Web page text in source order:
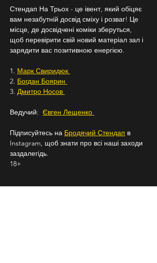
Стендап На Трьох - це івент, який обіцяє
вам незабутній досвід сміху і розваг! Це
місце, де досвідчені коміки зберуться,
щоб перевірити свій новий матеріал зал і
зарядити вас позитивною енергією.
1. Марк Свиридюк
2. Богдан Боярин
3. Дмитро Носов
Ведучий: Євген Лещенко
Підписуйтесь на Бродячий Стендап в
Instagram, щоб знати про всі наші заходи
заздалегідь.
18+